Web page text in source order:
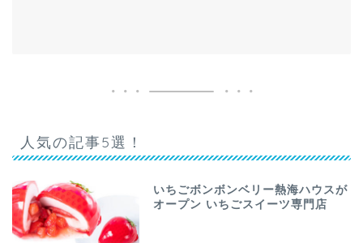
人気の記事5選！
いちごボンボンベリー熱海ハウスが
オープン いちごスイーツ専門店